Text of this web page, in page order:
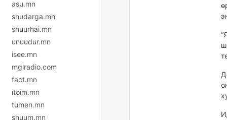
asu.mn
shudarga.mn
shuurhai.mn
unuudur.mn
isee.mn
mglradio.com
fact.mn
itoim.mn
tumen.mn
shuum.mn